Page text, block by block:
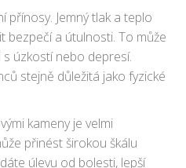
také přispět k čistější
přínosy. Jemný tlak a teplo
bezpečí a útulnosti. To může
úzkostí nebo depresí.
stejně důležitá jako fyzické
kameny je velmi
přinést širokou škálu
úlevu od bolesti, lepší